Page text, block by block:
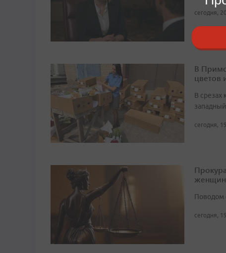
сегодня,
В
цветов
В срезах
сегодня,
Поводом
сегодня,